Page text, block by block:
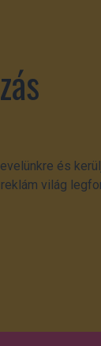
és
világ